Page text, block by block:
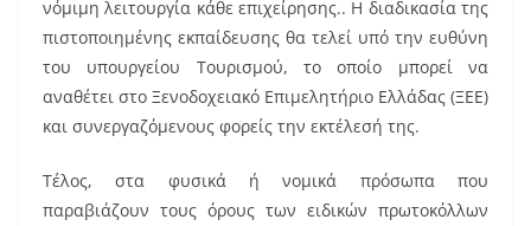
νόμιμη λειτουργία κάθε επιχείρησης.. Η διαδικασία της
πιστοποιημένης εκπαίδευσης θα τελεί υπό την ευθύνη
του υπουργείου Τουρισμού, το οποίο μπορεί να
αναθέτει στο Ξενοδοχειακό Επιμελητήριο Ελλάδας (ΞΕΕ)
και συνεργαζόμενους φορείς την εκτέλεσή της.
Τέλος, στα φυσικά ή νομικά πρόσωπα που
παραβιάζουν τους όρους των ειδικών πρωτοκόλλων